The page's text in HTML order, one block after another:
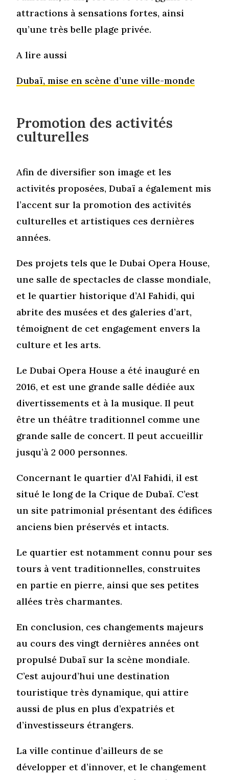
attractions à sensations fortes, ainsi
qu’une très belle plage privée.
A lire aussi
Dubaï, mise en scène d’une ville-monde
Promotion des activités
culturelles
Afin de diversifier son image et les
activités proposées, Dubaï a également mis
l’accent sur la promotion des activités
culturelles et artistiques ces dernières
années.
Des projets tels que le Dubai Opera House,
une salle de spectacles de classe mondiale,
et le quartier historique d’Al Fahidi, qui
abrite des musées et des galeries d’art,
témoignent de cet engagement envers la
culture et les arts.
Le Dubai Opera House a été inauguré en
2016, et est une grande salle dédiée aux
divertissements et à la musique. Il peut
être un théâtre traditionnel comme une
grande salle de concert. Il peut accueillir
jusqu’à 2 000 personnes.
Concernant le quartier d’Al Fahidi, il est
situé le long de la Crique de Dubaï. C’est
un site patrimonial présentant des édifices
anciens bien préservés et intacts.
Le quartier est notamment connu pour ses
tours à vent traditionnelles, construites
en partie en pierre, ainsi que ses petites
allées très charmantes.
En conclusion, ces changements majeurs
au cours des vingt dernières années ont
propulsé Dubaï sur la scène mondiale.
C’est aujourd’hui une destination
touristique très dynamique, qui attire
aussi de plus en plus d’expatriés et
d’investisseurs étrangers.
La ville continue d’ailleurs de se
développer et d’innover, et le changement